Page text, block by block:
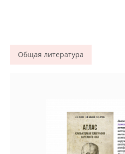
Общая литература